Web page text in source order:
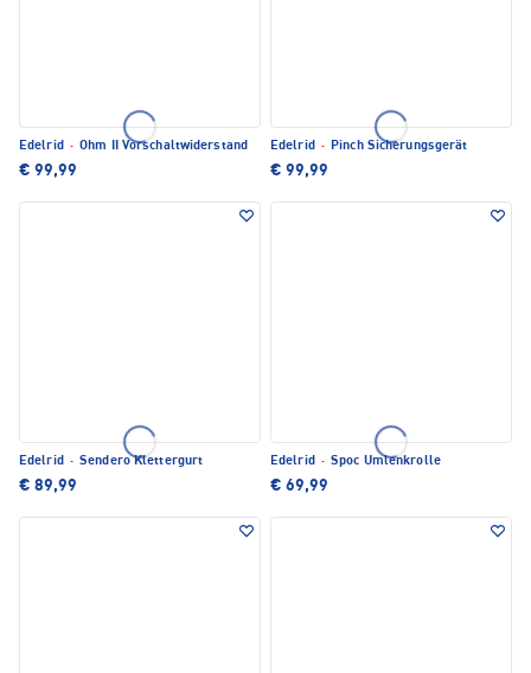
Edelrid · Ohm II Vorschaltwiderstand
€ 99,99
Edelrid · Pinch Sicherungsgerät
€ 99,99
Edelrid · Sendero Klettergurt
€ 89,99
Edelrid · Spoc Umlenkrolle
€ 69,99